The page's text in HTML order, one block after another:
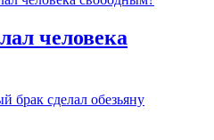
человека